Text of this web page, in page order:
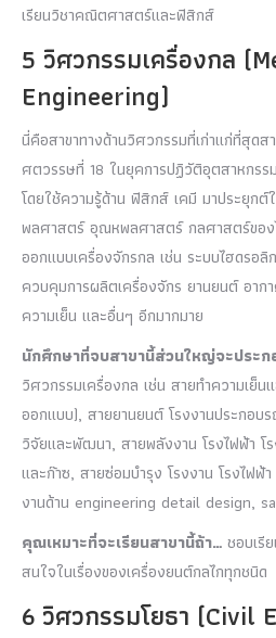
เรียนวิชาคณิตศาสตร์และฟิสิกส์
5 วิศวกรรมเครื่องกล
Engineering)
นี่คือสาขาทางด้านวิศวกรรมที่เก่าแก่ที่สุด
ศตวรรษที่ 18 ในยุคการปฏิวัติอุตสาหกร
โดยใช้ความรู้ด้าน ฟิสิกส์ เคมี มาประยุก
พลศาสตร์ อุณหพลศาสตร์ กลศาสตร์ของ
ออกแบบเครื่องจักรกล เช่น ระบบไฮดรอ
ควบคุมการผลิตเครื่องจักร ยานยนต์ อาก
ความเย็น และอื่นๆ อีกมากมาย
นักศึกษาที่จบสาขานี้ส่วนใหญ่จะประ
วิศวกรรมเครื่องกล เช่น สายทำความเย็
ออกแบบ), สายยานยนต์ โรงงานประกอบ
วิจัยและพัฒนา, สายพลังงาน โรงไฟฟ้า โ
และก๊าซ, สายซ่อมบำรุง โรงงาน โรงไฟฟ้
งานด้าน engineering detail design,
คุณเหมาะที่จะเรียนสาขานี้ถ้า… ชอบเรี
สนใจในเรื่องของเครื่องยนต์กลไกทุกชนิด
6 วิศวกรรมโยธา (Civil